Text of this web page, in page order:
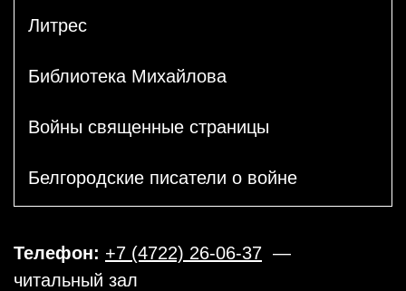
Литрес
Библиотека Михайлова
Войны священные страницы
Белгородские писатели о войне
Телефон: +7 (4722) 26-06-37 —
читальный зал